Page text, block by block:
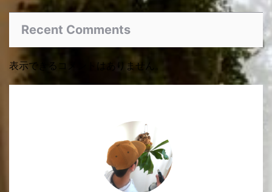
Recent Comments
表示できるコメントはありません。